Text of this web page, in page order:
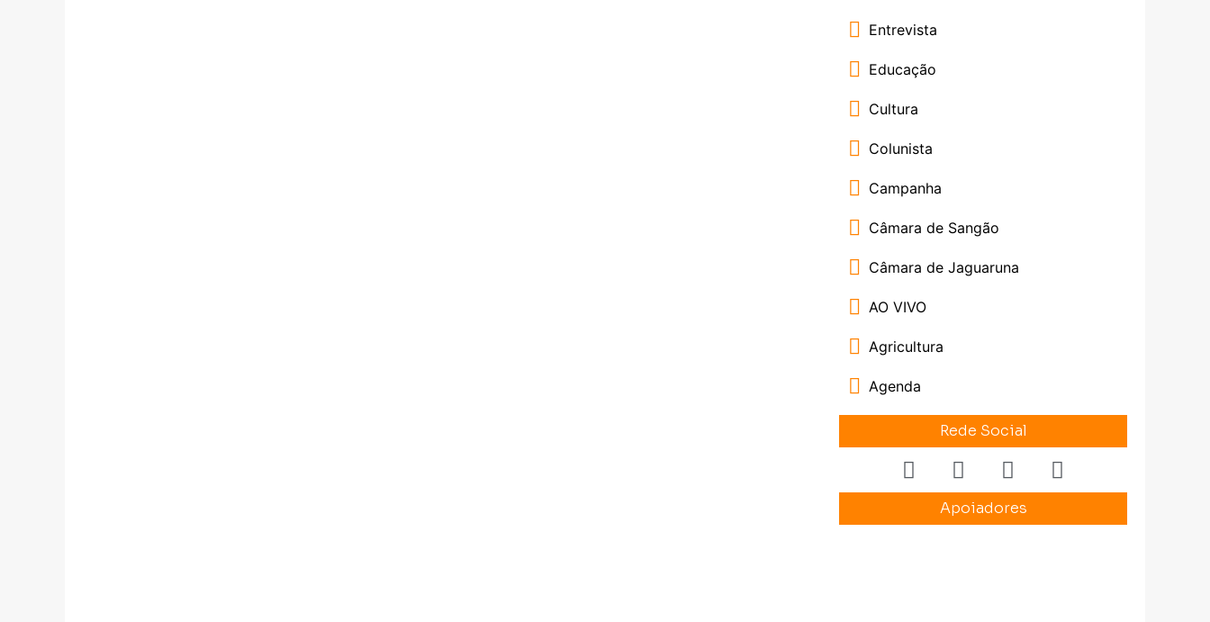
Entrevista
Educação
Cultura
Colunista
Campanha
Câmara de Sangão
Câmara de Jaguaruna
AO VIVO
Agricultura
Agenda
Rede Social
Apoiadores